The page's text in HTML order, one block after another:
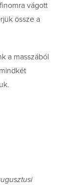
vágott
össze a
a masszából